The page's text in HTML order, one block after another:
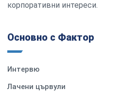
корпоративни интереси.
Основно с Фактор
Интервю
Лачени цървули